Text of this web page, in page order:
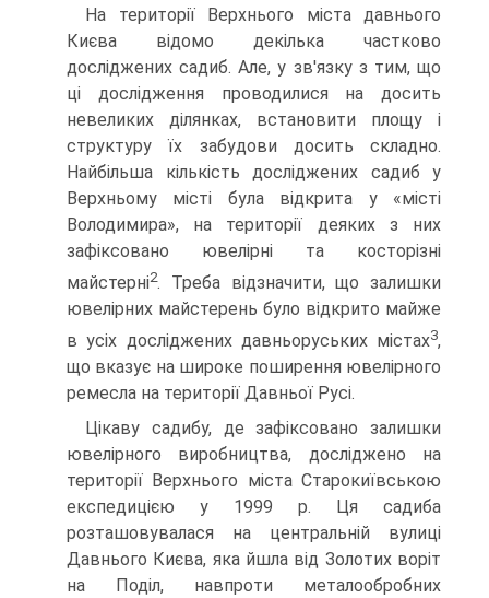
На території Верхнього міста давнього
Києва відомо декілька частково
досліджених садиб. Але, у зв'язку з тим, що
ці дослідження проводилися на досить
невеликих ділянках, встановити площу і
структуру їх забудови досить складно.
Найбільша кількість досліджених садиб у
Верхньому місті була відкрита у «місті
Володимира», на території деяких з них
зафіксовано ювелірні та косторізні
майстерні2. Треба відзначити, що залишки
ювелірних майстерень було відкрито майже
в усіх досліджених давньоруських містах3,
що вказує на широке поширення ювелірного
ремесла на території Давньої Русі.
Цікаву садибу, де зафіксовано залишки
ювелірного виробництва, досліджено на
території Верхнього міста Старокиївською
експедицією у 1999 р. Ця садиба
розташовувалася на центральній вулиці
Давнього Києва, яка йшла від Золотих воріт
на Поділ, навпроти металообробних